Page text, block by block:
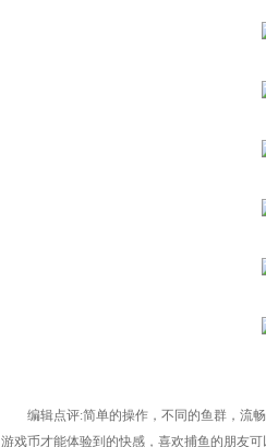
编辑点评:简单的操作，不同的鱼群，流畅
游戏币才能体验到的快感，喜欢捕鱼的朋友可